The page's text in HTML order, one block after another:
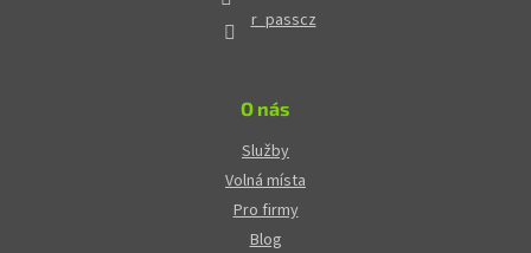
r_passcz
O nás
Služby
Volná místa
Pro firmy
Blog